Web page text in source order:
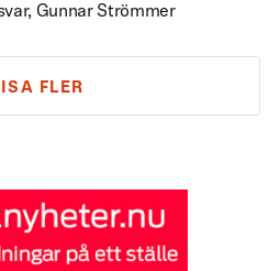
Gunnar Strömmer
FLER